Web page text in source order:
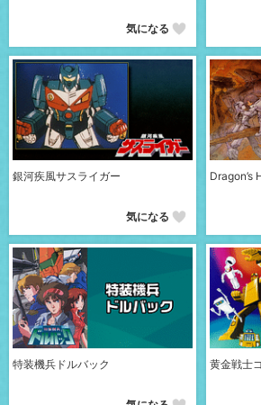
気になる
銀河疾風サスライガー
気になる
Dragon’s
特装機兵ドルバック 黄金戦士